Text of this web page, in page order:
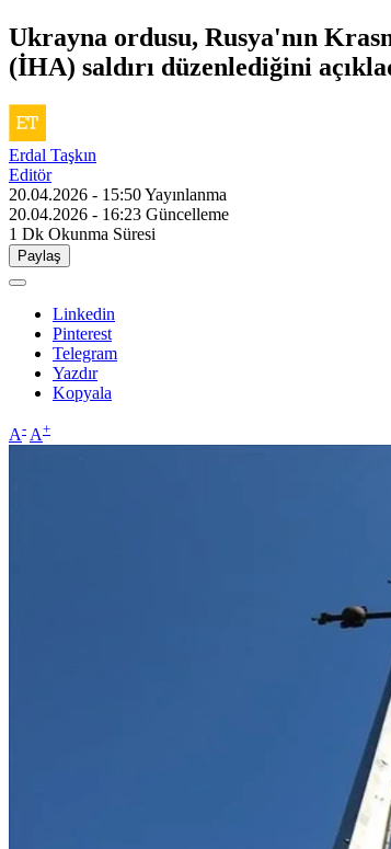
Ukrayna ordusu, Rusya'nın
(İHA) saldırı düzenlediğini
Erdal Taşkın
Editör
20.04.2026 - 15:50Yayınlanma
20.04.2026 - 16:23 Güncelleme
1 Dk Okunma Süresi
Paylaş
Linkedin
Pinterest
Telegram
Yazdır
Kopyala
A- A+